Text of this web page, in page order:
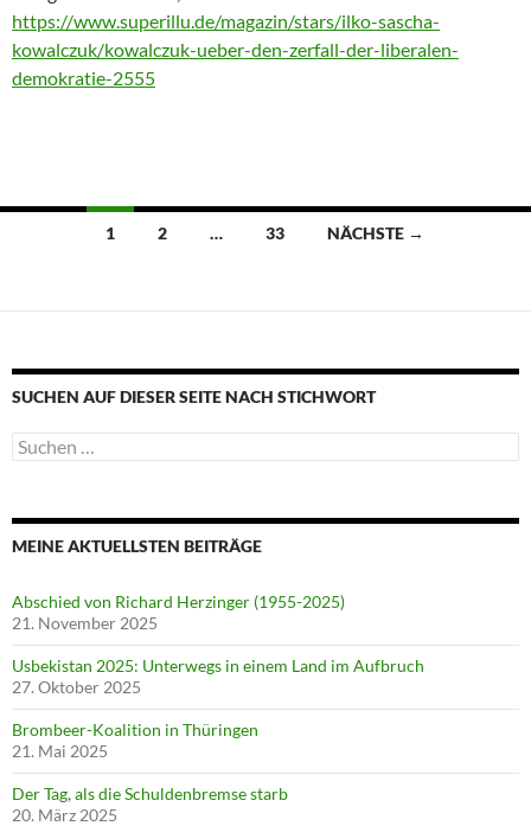
https://www.superillu.de/magazin/stars/ilko-sascha-
kowalczuk/kowalczuk-ueber-den-zerfall-der-liberalen-
demokratie-2555
Beitragsnavigation
1 2 … 33 NÄCHSTE →
SUCHEN AUF DIESER SEITE NACH STICHWORT
Suche
nach:
MEINE AKTUELLSTEN BEITRÄGE
Abschied von Richard Herzinger (1955-2025)
21. November 2025
Usbekistan 2025: Unterwegs in einem Land im Aufbruch
27. Oktober 2025
Brombeer-Koalition in Thüringen
21. Mai 2025
Der Tag, als die Schuldenbremse starb
20. März 2025